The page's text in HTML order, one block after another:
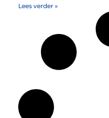
Lees verder »